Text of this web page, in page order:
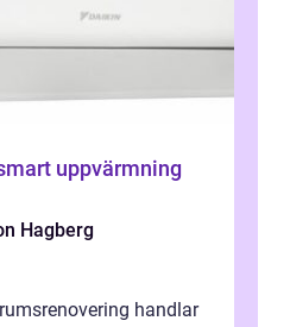
Hagberg
handlar